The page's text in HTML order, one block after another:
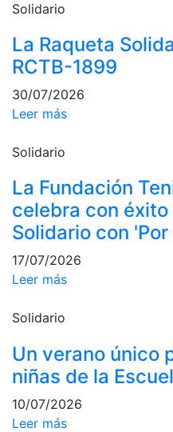
Cuadro de
Histórico del
Campeonato
Social
Fotos
Normativa
Pádel
Escuela de
Pádel
Social de Pádel
juego
d'Honor
Histórico del
Social
Solidario
La Raqueta
RCTB-1899
30/07/2026
Leer más
Solidario
La Fundación
celebra con
Solidario con
17/07/2026
Leer más
Solidario
Un verano único
niñas de la
10/07/2026
Leer más